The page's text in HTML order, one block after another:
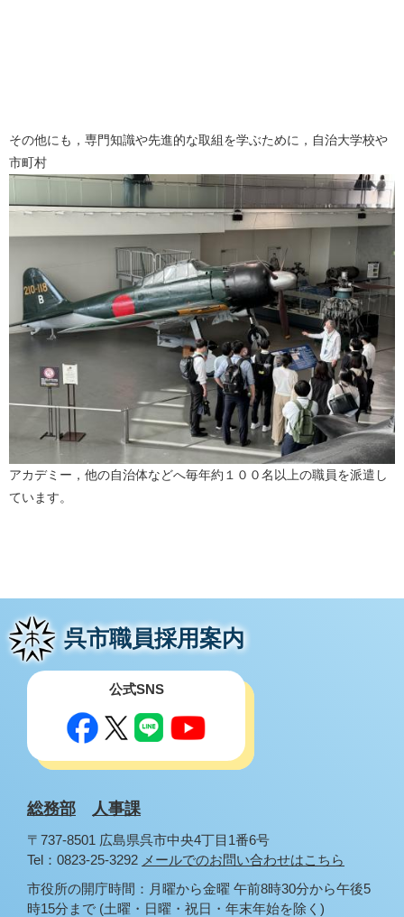
その他にも，専門知識や先進的な取組を学ぶために，自治大学校や
市町村
アカデミー，他の自治体などへ毎年約１００名以上の職員を派遣し
ています。
呉市職員採用案内
公式SNS
総務部 人事課
〒737-8501 広島県呉市中央4丁目1番6号
Tel：0823-25-3292 メールでのお問い合わせはこちら
市役所の開庁時間：月曜から金曜 午前8時30分から午後5
時15分まで (土曜・日曜・祝日・年末年始を除く)